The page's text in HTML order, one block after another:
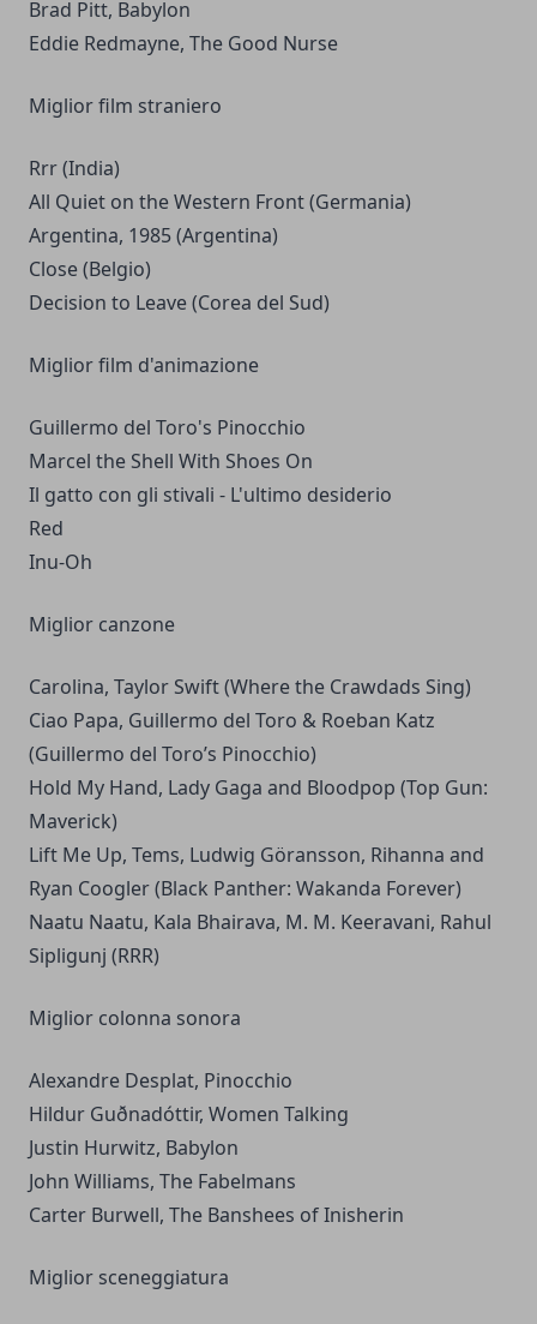
Brad Pitt, Babylon
Eddie Redmayne, The Good Nurse
Miglior film straniero
Rrr (India)
All Quiet on the Western Front (Germania)
Argentina, 1985 (Argentina)
Close (Belgio)
Decision to Leave (Corea del Sud)
Miglior film d'animazione
Guillermo del Toro's Pinocchio
Marcel the Shell With Shoes On
Il gatto con gli stivali - L'ultimo desiderio
Red
Inu-Oh
Miglior canzone
Carolina, Taylor Swift (Where the Crawdads Sing)
Ciao Papa, Guillermo del Toro & Roeban Katz
(Guillermo del Toro’s Pinocchio)
Hold My Hand, Lady Gaga and Bloodpop (Top Gun:
Maverick)
Lift Me Up, Tems, Ludwig Göransson, Rihanna and
Ryan Coogler (Black Panther: Wakanda Forever)
Naatu Naatu, Kala Bhairava, M. M. Keeravani, Rahul
Sipligunj (RRR)
Miglior colonna sonora
Alexandre Desplat, Pinocchio
Hildur Guðnadóttir, Women Talking
Justin Hurwitz, Babylon
John Williams, The Fabelmans
Carter Burwell, The Banshees of Inisherin
Miglior sceneggiatura